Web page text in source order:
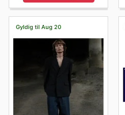
Gyldig til Aug 20